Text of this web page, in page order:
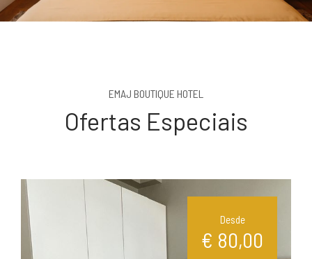
EMAJ BOUTIQUE HOTEL
Ofertas Especiais
Desde
€ 80,00